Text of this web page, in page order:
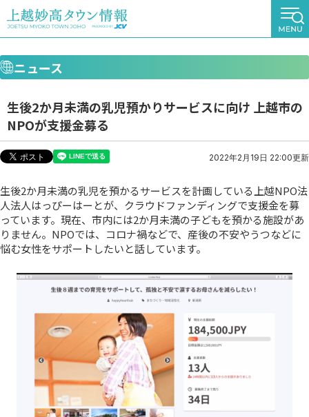
ニュース
生後2か月未満の乳児預かりサービスに向け 上越市の
NPOが支援金募る
2022年2月19日 22:00更新
生後2か月未満の乳児を預かるサービスを計画している上越NPO法
人法人はっぴーはーとが、クラウドファンディングで支援金を募
っています。現在、市内には2か月未満の子どもを預かる施設があ
りません。NPOでは、コロナ禍などで、産後の不安やうつなどに
悩む女性をサポートしたいと話しています。